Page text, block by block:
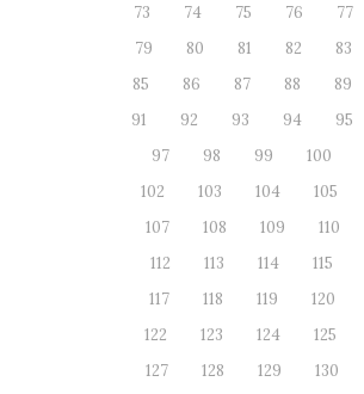
73
74 75 76 77
79
80 81 82 83
85
86 87 88 89
91
92 93 94 95
97
98 99 100
102
103 104 105
107
108 109 110
112
113 114 115
117
118 119 120
122
123 124 125
127
128 129 130